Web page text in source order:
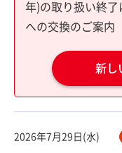
年)の取り扱い終了
への交換のご案内
新し
2026年7月29日(水)